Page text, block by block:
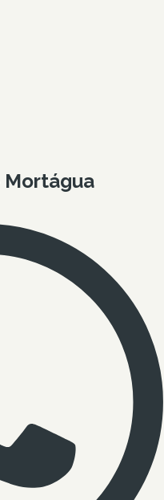
Mortágua